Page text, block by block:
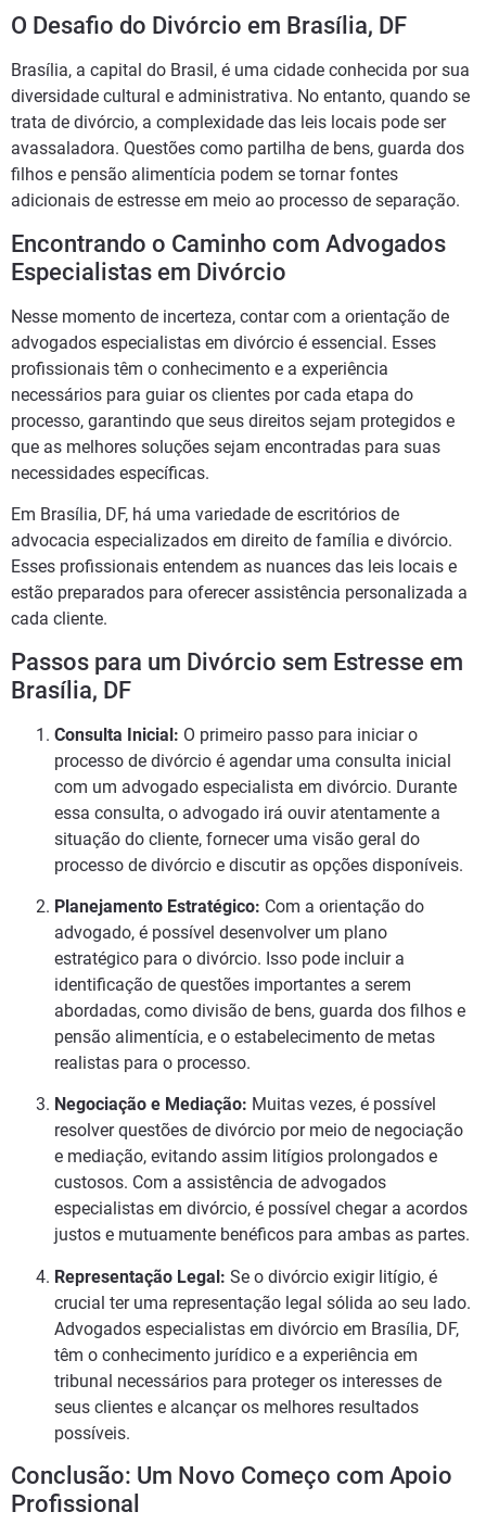
O Desafio do Divórcio em Brasília, DF
Brasília, a capital do Brasil, é uma cidade conhecida por sua
diversidade cultural e administrativa. No entanto, quando se
trata de divórcio, a complexidade das leis locais pode ser
avassaladora. Questões como partilha de bens, guarda dos
filhos e pensão alimentícia podem se tornar fontes
adicionais de estresse em meio ao processo de separação.
Encontrando o Caminho com Advogados
Especialistas em Divórcio
Nesse momento de incerteza, contar com a orientação de
advogados especialistas em divórcio é essencial. Esses
profissionais têm o conhecimento e a experiência
necessários para guiar os clientes por cada etapa do
processo, garantindo que seus direitos sejam protegidos e
que as melhores soluções sejam encontradas para suas
necessidades específicas.
Em Brasília, DF, há uma variedade de escritórios de
advocacia especializados em direito de família e divórcio.
Esses profissionais entendem as nuances das leis locais e
estão preparados para oferecer assistência personalizada a
cada cliente.
Passos para um Divórcio sem Estresse em
Brasília, DF
Consulta Inicial: O primeiro passo para iniciar o
processo de divórcio é agendar uma consulta inicial
com um advogado especialista em divórcio. Durante
essa consulta, o advogado irá ouvir atentamente a
situação do cliente, fornecer uma visão geral do
processo de divórcio e discutir as opções disponíveis.
Planejamento Estratégico: Com a orientação do
advogado, é possível desenvolver um plano
estratégico para o divórcio. Isso pode incluir a
identificação de questões importantes a serem
abordadas, como divisão de bens, guarda dos filhos e
pensão alimentícia, e o estabelecimento de metas
realistas para o processo.
Negociação e Mediação: Muitas vezes, é possível
resolver questões de divórcio por meio de negociação
e mediação, evitando assim litígios prolongados e
custosos. Com a assistência de advogados
especialistas em divórcio, é possível chegar a acordos
justos e mutuamente benéficos para ambas as partes.
Representação Legal: Se o divórcio exigir litígio, é
crucial ter uma representação legal sólida ao seu lado.
Advogados especialistas em divórcio em Brasília, DF,
têm o conhecimento jurídico e a experiência em
tribunal necessários para proteger os interesses de
seus clientes e alcançar os melhores resultados
possíveis.
Conclusão: Um Novo Começo com Apoio
Profissional